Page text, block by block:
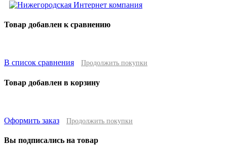
Товар добавлен к сравнению
В список сравнения Продолжить покупки
Товар добавлен в корзину
Оформить заказ Продолжить покупки
Вы подписались на товар